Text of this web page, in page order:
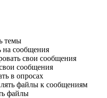
темы
на сообщения
свои сообщения
сообщения
в опросах
файлы к сообщениям
файлы